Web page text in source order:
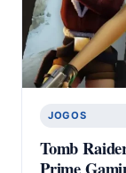
JOGOS
Tomb
Prime